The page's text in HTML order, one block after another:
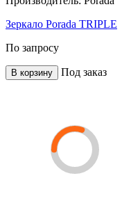
Зеркало Porada TRIPLE
По запросу
В корзину Под заказ